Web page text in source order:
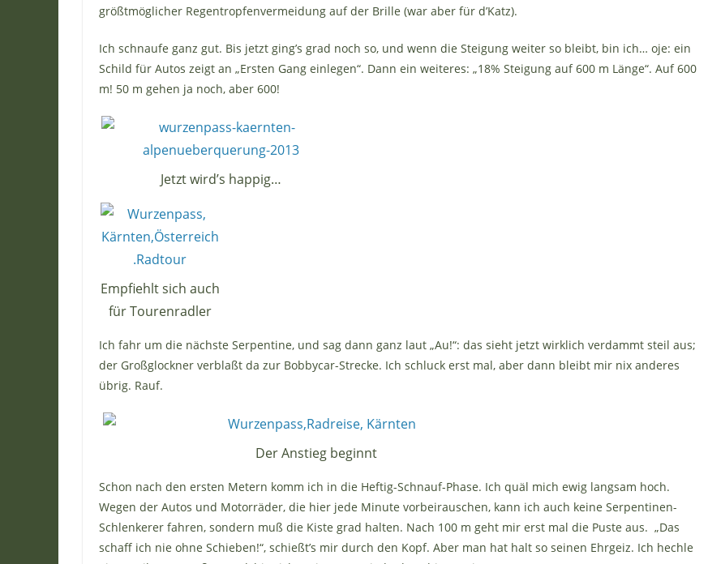
größtmöglicher Regentropfenvermeidung auf der Brille (war aber für d’Katz).
Ich schnaufe ganz gut. Bis jetzt ging’s grad noch so, und wenn die Steigung weiter so bleibt, bin ich… oje: ein
Schild für Autos zeigt an „Ersten Gang einlegen“. Dann ein weiteres: „18% Steigung auf 600 m Länge“. Auf 600
m! 50 m gehen ja noch, aber 600!
Jetzt wird’s happig…
Empfiehlt sich auch
für Tourenradler
Ich fahr um die nächste Serpentine, und sag dann ganz laut „Au!“: das sieht jetzt wirklich verdammt steil aus;
der Großglockner verblaßt da zur Bobbycar-Strecke. Ich schluck erst mal, aber dann bleibt mir nix anderes
übrig. Rauf.
Der Anstieg beginnt
Schon nach den ersten Metern komm ich in die Heftig-Schnauf-Phase. Ich quäl mich ewig langsam hoch.
Wegen der Autos und Motorräder, die hier jede Minute vorbeirauschen, kann ich auch keine Serpentinen-
Schlenkerer fahren, sondern muß die Kiste grad halten. Nach 100 m geht mir erst mal die Puste aus. „Das
schaff ich nie ohne Schieben!“, schießt’s mir durch den Kopf. Aber man hat halt so seinen Ehrgeiz. Ich hechle